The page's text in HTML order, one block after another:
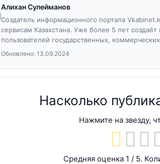
Алихан Сулейманов
Создатель информационного портала
сервисам Казахстана. Уже более 5 лет
пользователей государственных,
Обновлено: 13.09.2024
Насколько
Нажмите на звезду,
Средняя оценка 1 / 5.